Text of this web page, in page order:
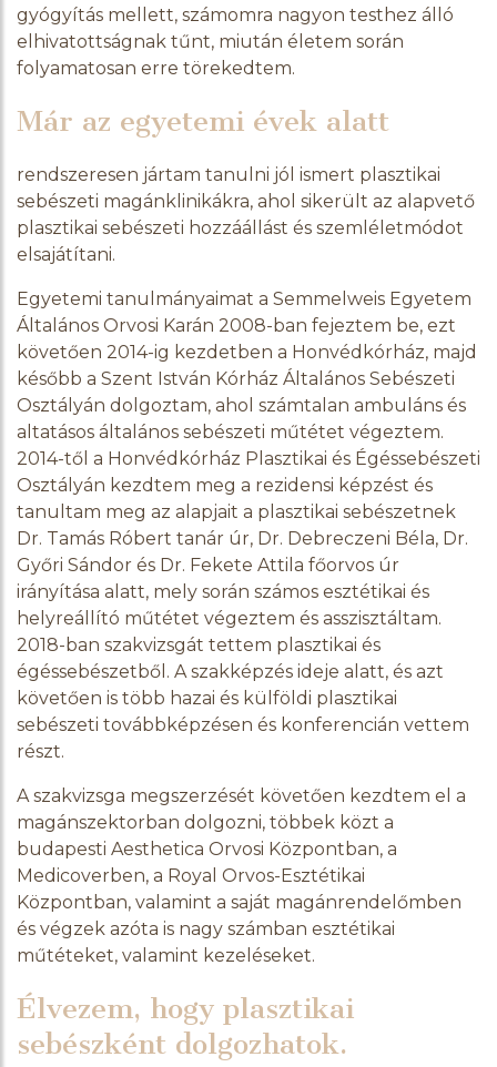
gyógyítás mellett, számomra nagyon testhez álló
elhivatottságnak tűnt, miután életem során
folyamatosan erre törekedtem.
Már az egyetemi évek alatt
rendszeresen jártam tanulni jól ismert plasztikai
sebészeti magánklinikákra, ahol sikerült az alapvető
plasztikai sebészeti hozzáállást és szemléletmódot
elsajátítani.
Egyetemi tanulmányaimat a Semmelweis Egyetem
Általános Orvosi Karán 2008-ban fejeztem be, ezt
követően 2014-ig kezdetben a Honvédkórház, majd
később a Szent István Kórház Általános Sebészeti
Osztályán dolgoztam, ahol számtalan ambuláns és
altatásos általános sebészeti műtétet végeztem.
2014-től a Honvédkórház Plasztikai és Égéssebészeti
Osztályán kezdtem meg a rezidensi képzést és
tanultam meg az alapjait a plasztikai sebészetnek
Dr. Tamás Róbert tanár úr, Dr. Debreczeni Béla, Dr.
Győri Sándor és Dr. Fekete Attila főorvos úr
irányítása alatt, mely során számos esztétikai és
helyreállító műtétet végeztem és asszisztáltam.
2018-ban szakvizsgát tettem plasztikai és
égéssebészetből. A szakképzés ideje alatt, és azt
követően is több hazai és külföldi plasztikai
sebészeti továbbképzésen és konferencián vettem
részt.
A szakvizsga megszerzését követően kezdtem el a
magánszektorban dolgozni, többek közt a
budapesti Aesthetica Orvosi Központban, a
Medicoverben, a Royal Orvos-Esztétikai
Központban, valamint a saját magánrendelőmben
és végzek azóta is nagy számban esztétikai
műtéteket, valamint kezeléseket.
Élvezem, hogy plasztikai
sebészként dolgozhatok.